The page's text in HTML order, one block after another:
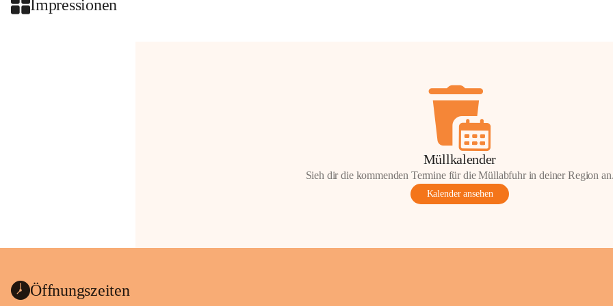
Impressionen
Müllkalender
Sieh dir die kommenden Termine für die Müllabfuhr in deiner Region
Kalender ansehen
Öffnungszeiten